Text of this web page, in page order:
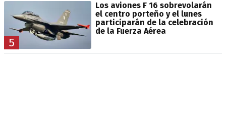
5
Los aviones F 16 sobrevolarán
el centro porteño y el lunes
participarán de la celebración
de la Fuerza Aérea